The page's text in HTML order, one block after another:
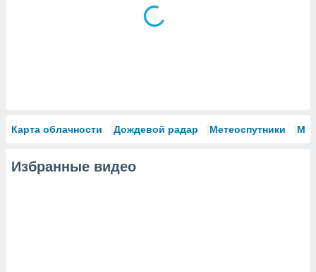
Карта облачности Дождевой радар Метеоспутники
Избранные видео